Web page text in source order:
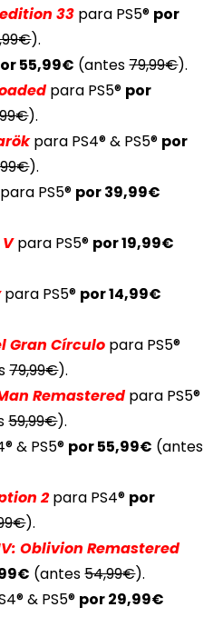
33 para PS5® por
).
55,99€ (antes79,99€).
para PS5® por
).
para PS4® & PS5® por
).
PS5® por 39,99€
para PS5® por 19,99€
para PS5® por 14,99€
Gran Círculo para PS5®
79,99€).
Remastered para PS5®
59,99€).
& PS5® por 55,99€ (antes
2para PS4® por
).
Oblivion Remastered
(antes54,99€).
& PS5® por 29,99€